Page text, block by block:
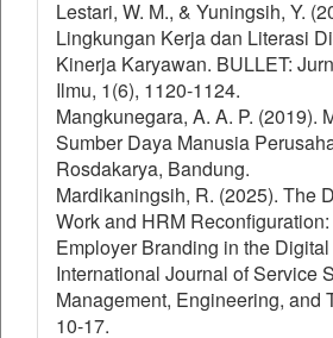
Lestari, W. M., & Yuningsih, Y.
Lingkungan Kerja dan Literasi
Kinerja Karyawan. BULLET:
Ilmu, 1(6), 1120-1124.
Mangkunegara, A. A. P. (2019).
Sumber Daya Manusia
Rosdakarya, Bandung.
Mardikaningsih, R. (2025). The
Work and HRM
Employer Branding in the Digital
International Journal of Service
Management, Engineering, and
10-17.